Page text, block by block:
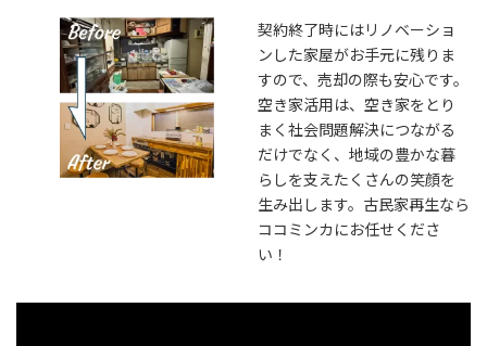
契約終了時にはリノベーショ
ンした家屋がお手元に残りま
すので、売却の際も安心です。
空き家活用は、空き家をとり
まく社会問題解決につながる
だけでなく、地域の豊かな暮
らしを支えたくさんの笑顔を
生み出します。古民家再生なら
ココミンカにお任せくださ
い！